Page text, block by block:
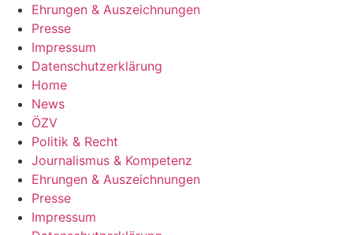
Ehrungen & Auszeichnungen
Presse
Impressum
Datenschutzerklärung
Home
News
ÖZV
Politik & Recht
Journalismus & Kompetenz
Ehrungen & Auszeichnungen
Presse
Impressum